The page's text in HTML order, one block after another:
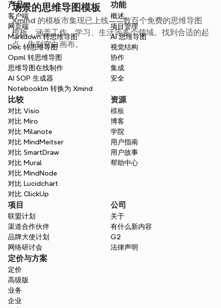
场景的思维导图模板
Xmind 的模板市集现已上线——数百个免费的思维导图
模板，涵盖工作、学习、生活等多个领域。找到合适的起
点，告别空白画布。
产品
客户端
网页端
Markdown 转思维导图
Doc 转思维导图
Opml 转思维导图
思维导图在线制作
AI SOP 生成器
Notebooklm 转换为 Xmind
功能
概述
项目管理
AI 思维导图
视觉结构
协作
集成
安全
比较
对比 Visio
对比 Miro
对比 Milanote
对比 MindMeitser
对比 SmartDraw
对比 Mural
对比 MindNode
对比 Lucidchart
对比 ClickUp
资源
模板
博客
学院
用户指南
用户故事
帮助中心
项目
联盟计划
渠道合作伙伴
品牌大使计划
网络研讨会
公司
关于
有什么新内容
G2
法律声明
定价与方案
定价
高级版
业务
企业